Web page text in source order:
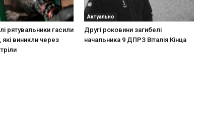
рятувальники гасили
виникли через
Актуально
Другі роковини загибелі
начальника 9 ДПРЗ Віталія Кінца